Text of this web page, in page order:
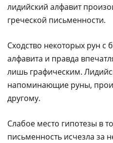
лидийский алфавит
греческой письменности.
Сходство некоторых рун с
алфавита и правда
лишь графическим.
напоминающие руны,
другому.
Слабое место гипотезы в
письменность исчезла за